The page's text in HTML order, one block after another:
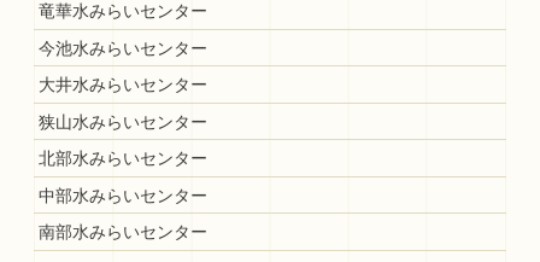
竜華水みらいセンター
今池水みらいセンター
大井水みらいセンター
狭山水みらいセンター
北部水みらいセンター
中部水みらいセンター
南部水みらいセンター